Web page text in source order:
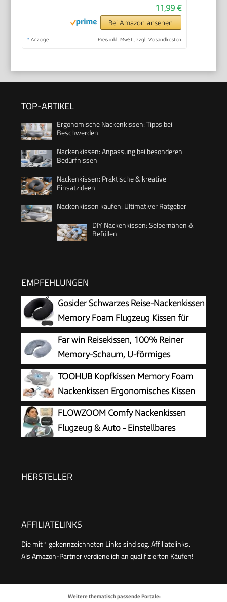
11,99 €
Bei Amazon ansehen
* Anzeige Preis inkl. MwSt., zzgl. Versandkosten
TOP-ARTIKEL
Ergonomische Nackenkissen: Tipps bei
Beschwerden
Nackenkissen: Anpassung bei besonderen
Bedürfnissen
Nackenkissen: Praktische & kreative
Einsatzideen
Nackenkissen kaufen: Ultimativer Ratgeber
DIY Nackenkissen: Selbernähen &
Befüllen
EMPFEHLUNGEN
Gosider Schwarzes Reise-Nackenkissen
Memory Foam Flugzeug Kissen für
Hals und Kopf Unterstützung Weiches
tragbares U-Form Nackenkissen für Flugzeug,
Auto und Home Office Gebrauch
Far win Reisekissen, 100% Reiner
Memory-Schaum, U-förmiges
Nackenkissen, super leicht, tragbar,
ideal für Flugzeugstuhl, Auto, Zuhause, Büro,
Schlaf (grau)
TOOHUB Kopfkissen Memory Foam
Nackenkissen Ergonomisches Kissen
für Seiten, Rücken &
Bauchschläfer,Nackenstützkissen
Orthopädisches Kissen
FLOWZOOM Comfy Nackenkissen
Flugzeug & Auto - Einstellbares
Stütze, atmungsaktiver weicher Bezug - inkl.
HERSTELLER
AFFILIATELINKS
Die mit * gekennzeichneten Links sind sog. Affiliatelinks.
Als Amazon-Partner verdiene ich an qualifizierten Käufen!
Weitere thematisch passende Portale: